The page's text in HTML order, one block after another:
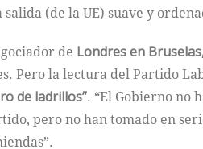
(de la UE) suave y
de Londres en
Pero la lectura del Partido
de ladrillos”. “El Gobierno no
pero no han tomado en